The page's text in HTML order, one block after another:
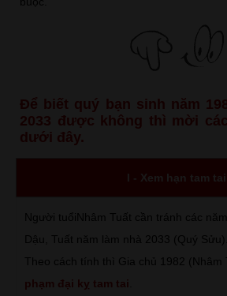
Để biết quý bạn sinh năm
2033 được không thì mời
dưới đây.
I - Xem hạn tam tai
Người tuổiNhâm Tuất cần tránh các
Dậu, Tuất năm làm nhà 2033 (Quý Sửu).
Theo cách tính thì Gia chủ 1982 (Nhâm
phạm đại kỵ tam tai